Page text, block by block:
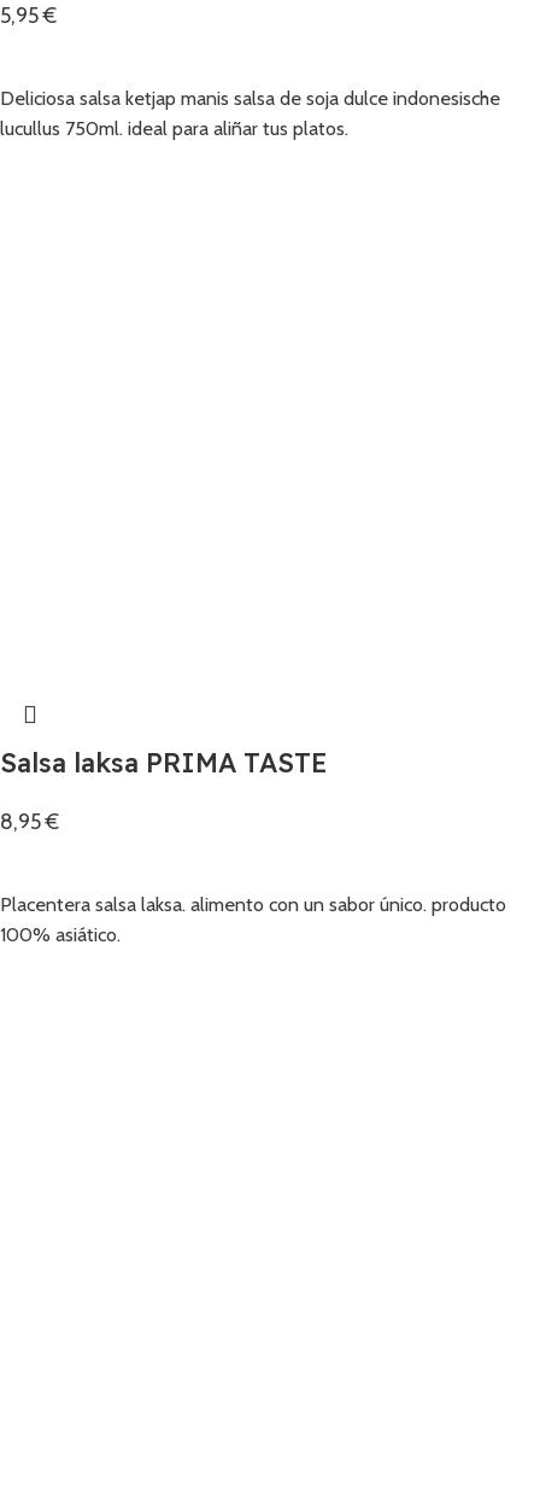
5,95€
Deliciosa salsa ketjap manis salsa de soja dulce indonesische
lucullus 750ml. ideal para aliñar tus platos.
Salsa laksa PRIMA TASTE
8,95€
Placentera salsa laksa. alimento con un sabor único. producto
100% asiático.